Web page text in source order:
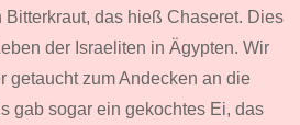
das hieß Chaseret. Dies
der Israeliten in Ägypten. Wir
getaucht zum Andecken an die
gab sogar ein gekochtes Ei, das